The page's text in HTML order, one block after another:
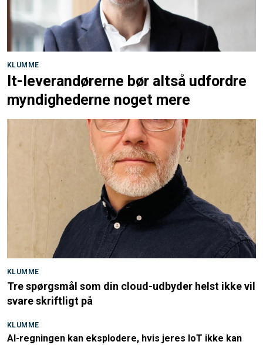
KLUMME
It-leverandørerne bør altså udfordre
myndighederne noget mere
KLUMME
Tre spørgsmål som din cloud-udbyder helst ikke vil
svare skriftligt på
KLUMME
AI-regningen kan eksplodere, hvis jeres IoT ikke kan